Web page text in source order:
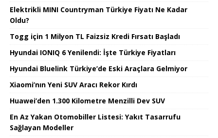
Elektrikli MINI Countryman Türkiye Fiyatı Ne Kadar
Oldu?
Togg için 1 Milyon TL Faizsiz Kredi Fırsatı Başladı
Hyundai IONIQ 6 Yenilendi: İşte Türkiye Fiyatları
Hyundai Bluelink Türkiye’de Eski Araçlara Gelmiyor
Xiaomi’nın Yeni SUV Aracı Rekor Kırdı
Huawei’den 1.300 Kilometre Menzilli Dev SUV
En Az Yakan Otomobiller Listesi: Yakıt Tasarrufu
Sağlayan Modeller